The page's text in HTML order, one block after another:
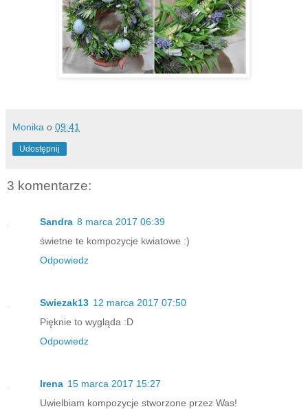
Monika o 09:41
Udostępnij
3 komentarze:
Sandra 8 marca 2017 06:39
świetne te kompozycje kwiatowe :)
Odpowiedz
Swiezak13 12 marca 2017 07:50
Pięknie to wygląda :D
Odpowiedz
Irena 15 marca 2017 15:27
Uwielbiam kompozycje stworzone przez Was!